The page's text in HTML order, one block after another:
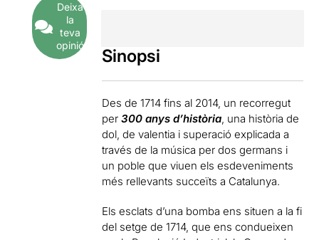
Deixa
la
teva
opinió
Sinopsi
Des de 1714 fins al 2014, un recorregut
per300 anys d’història, una història de
dol, de valentia i superació explicada a
través de la música per dos germans i
un poble que viuen els esdeveniments
més rellevants succeïts a Catalunya.
Els esclats d’una bomba ens situen a la fi
del setge de 1714, que ens condueixen